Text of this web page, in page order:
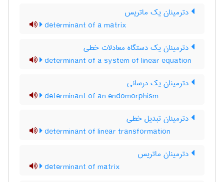
دترمینان یک ماتریس
determinant of a matrix
دترمینان یک دستگاه معادلات خطی
determinant of a system of linear equation
دترمینان یک درسانی
determinant of an endomorphism
دترمینان تبدیل خطی
determinant of linear transformation
دترمینان ماتریس
determinant of matrix